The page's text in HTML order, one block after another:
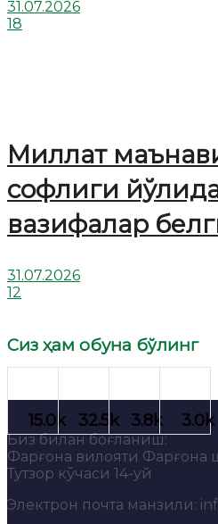
31.07.2026
18
Миллат
софлиги
вазифалар
31.07.2026
12
Сиз ҳам обуна бўлинг
Биз билан боғланиш:
Фарғона вилояти Фарғона
Тутзор кўчаси 14-уй
Электрон почта манзили: